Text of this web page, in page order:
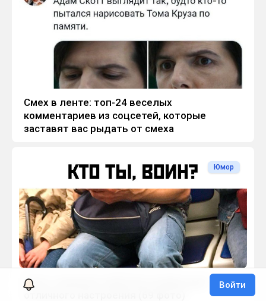
Войти
Смех в ленте: топ-24 веселых
комментариев из соцсетей, которые
заставят вас рыдать от смеха
Юмор
Утро с юмором: приколы и мемы для
отличного настроения (69 фото)